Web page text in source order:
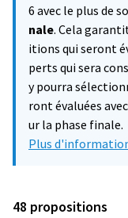
6 avec le plus de
nale. Cela
itions qui seront
perts qui sera
y pourra
ront évaluées
ur la phase finale.
Plus
48 propositions